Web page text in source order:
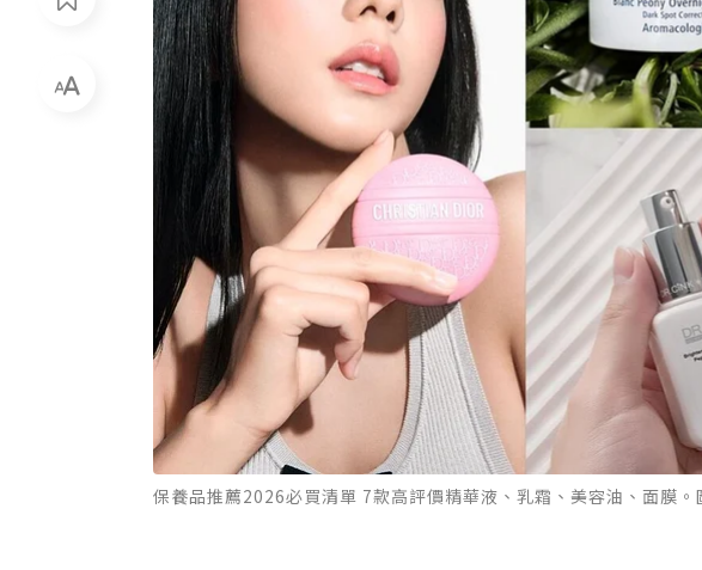
保養品推薦2026必買清單 7款高評價精華液、乳霜、美容油、面膜。